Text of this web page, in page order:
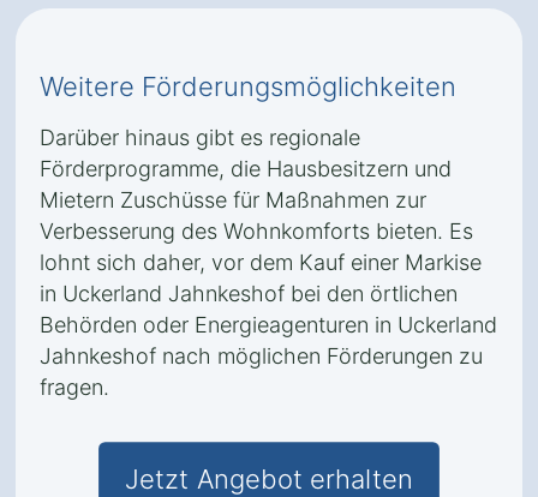
Weitere Förderungsmöglichkeiten
Darüber hinaus gibt es regionale
Förderprogramme, die Hausbesitzern und
Mietern Zuschüsse für Maßnahmen zur
Verbesserung des Wohnkomforts bieten. Es
lohnt sich daher, vor dem Kauf einer Markise
in Uckerland Jahnkeshof bei den örtlichen
Behörden oder Energieagenturen in Uckerland
Jahnkeshof nach möglichen Förderungen zu
fragen.
Jetzt Angebot erhalten